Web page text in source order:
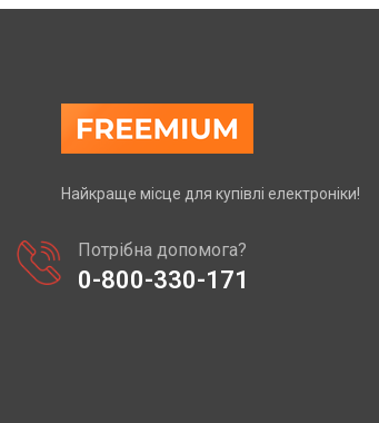
Найкраще місце для купівлі електроніки!
Потрібна допомога?
0-800-330-171